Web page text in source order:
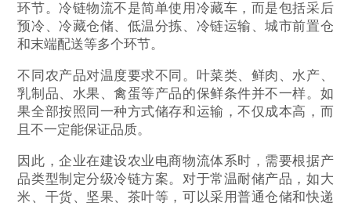
环节。冷链物流不是简单使用冷藏车，而是包括采后
预冷、冷藏仓储、低温分拣、冷链运输、城市前置仓
和末端配送等多个环节。
不同农产品对温度要求不同。叶菜类、鲜肉、水产、
乳制品、水果、禽蛋等产品的保鲜条件并不一样。如
果全部按照同一种方式储存和运输，不仅成本高，而
且不一定能保证品质。
因此，企业在建设农业电商物流体系时，需要根据产
品类型制定分级冷链方案。对于常温耐储产品，如大
米、干货、坚果、茶叶等，可以采用普通仓储和快递